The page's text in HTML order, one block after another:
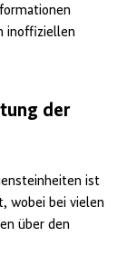
inoffiziellen
der
ist
wobei bei vielen
über den